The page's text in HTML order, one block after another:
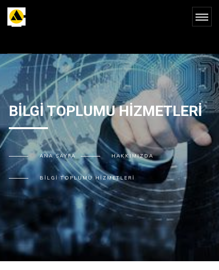
BILGI TOPLUMU HIZMETLERI
ANA SAYFA HAKKIMIZDA
BILGI TOPLUMU HIZMETLERI